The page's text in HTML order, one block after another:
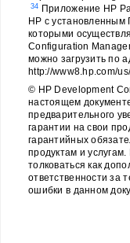
34 Приложение HP
HP с
которыми
Configuration
можно загрузить по
http://www8.hp.com/
© HP Development
настоящем
предварительного
гарантии на свои
гарантийных
продуктам и
толковаться как
ответственности за
ошибки в данном